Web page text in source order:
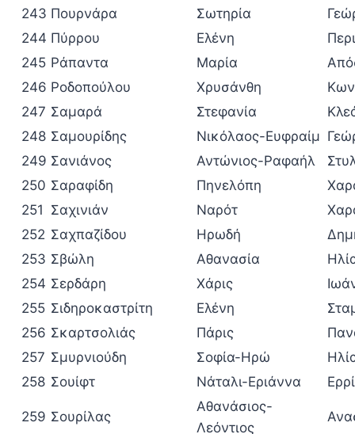
243 Πουρνάρα Σωτηρία
244 Πύρρου Ελένη
245 Ράπαντα Μαρία
246 Ροδοπούλου Χρυσάνθη
247 Σαμαρά Στεφανία
248 Σαμουρίδης Νικόλαος-Ευφραίμ
249 Σανιάνος Αντώνιος-Ραφαήλ
250 Σαραφίδη Πηνελόπη
251 Σαχινιάν Ναρότ
252 Σαχπαζίδου Ηρωδή
253 Σβώλη Αθανασία
254 Σερδάρη Χάρις
255 Σιδηροκαστρίτη Ελένη
256 Σκαρτσολιάς Πάρις
257 Σμυρνιούδη Σοφία-Ηρώ
258 Σουίφτ Νάταλι-Εριάννα
259 Σουρίλας
Αθανάσιος-
Λεόντιος